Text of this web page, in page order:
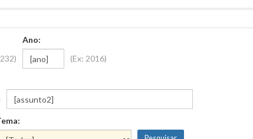
Ano:
(Ex: 2016)